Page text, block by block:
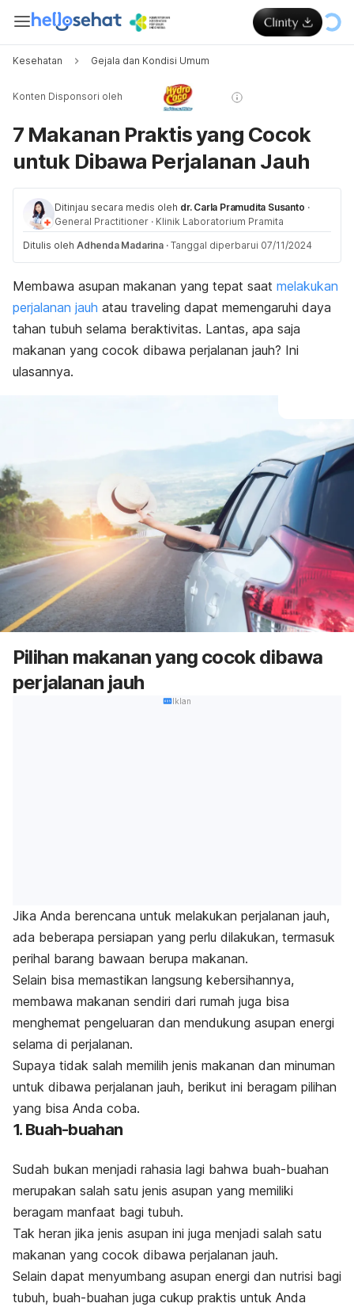
Kesehatan Gejala dan Kondisi Umum
Konten Disponsori oleh
7 Makanan Praktis yang Cocok
untuk Dibawa Perjalanan Jauh
Ditinjau secara medis oleh dr. Carla Pramudita Susanto ·
General Practitioner · Klinik Laboratorium Pramita
Ditulis oleh Adhenda Madarina · Tanggal diperbarui 07/11/2024
Membawa asupan makanan yang tepat saat melakukan
perjalanan jauh atau traveling dapat memengaruhi daya
tahan tubuh selama beraktivitas. Lantas, apa saja
makanan yang cocok dibawa perjalanan jauh? Ini
ulasannya.
Pilihan makanan yang cocok dibawa
perjalanan jauh
Iklan
Jika Anda berencana untuk melakukan perjalanan jauh,
ada beberapa persiapan yang perlu dilakukan, termasuk
perihal barang bawaan berupa makanan.
Selain bisa memastikan langsung kebersihannya,
membawa makanan sendiri dari rumah juga bisa
menghemat pengeluaran dan mendukung asupan energi
selama di perjalanan.
Supaya tidak salah memilih jenis makanan dan minuman
untuk dibawa perjalanan jauh, berikut ini beragam pilihan
yang bisa Anda coba.
1. Buah-buahan
Sudah bukan menjadi rahasia lagi bahwa buah-buahan
merupakan salah satu jenis asupan yang memiliki
beragam manfaat bagi tubuh.
Tak heran jika jenis asupan ini juga menjadi salah satu
makanan yang cocok dibawa perjalanan jauh.
Selain dapat menyumbang asupan energi dan nutrisi bagi
tubuh, buah-buahan juga cukup praktis untuk Anda